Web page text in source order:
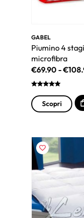
GABEL
Piumino 4
microfibra
€69.90 -€
Scopri